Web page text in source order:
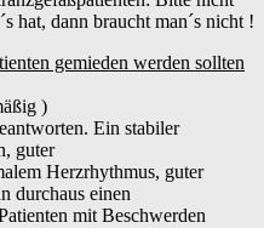
hat, dann braucht man´s nicht !
gemieden werden sollten
)
Ein stabiler
guter
Herzrhythmus, guter
durchaus einen
mit Beschwerden